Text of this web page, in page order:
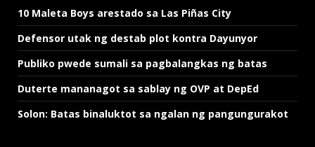
10 Maleta Boys arestado sa Las Piñas City
Defensor utak ng destab plot kontra Dayunyor
Publiko pwede sumali sa pagbalangkas ng batas
Duterte mananagot sa sablay ng OVP at DepEd
Solon: Batas binaluktot sa ngalan ng pangungurakot